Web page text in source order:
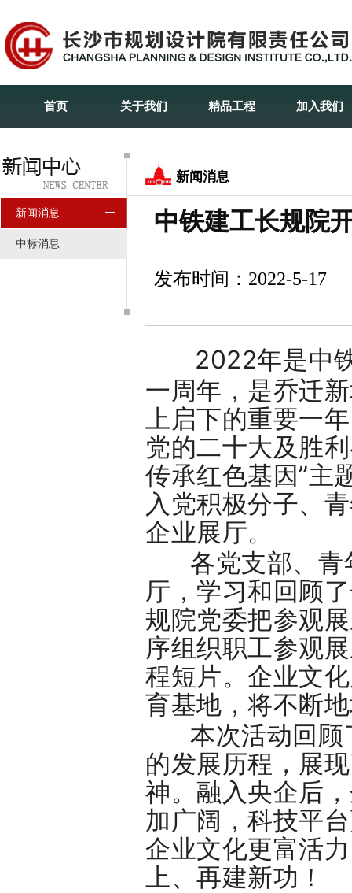
首页 关于我们 精品工程 加入我们
新闻消息
中标消息
新闻消息
中铁建工长规院
发布时间：2022-5-
2022年是中铁
一周年，是乔迁
上启下的重要一
党的二十大及胜
传承红色基因”主
入党积极分子、
企业展厅。
各党支部、青
厅，学习和回顾
规院党委把参观
序组织职工参观
程短片。企业文
育基地，将不断
本次活动回顾
的发展历程，展
神。融入央企后
加广阔，科技平
企业文化更富活
上、再建新功！